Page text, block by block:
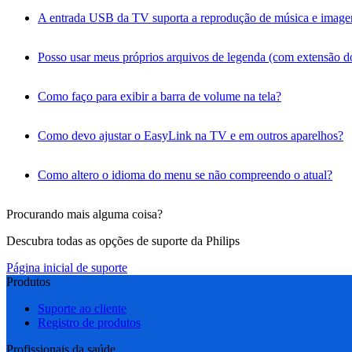
A entrada USB da TV suporta a reprodução de música e
Posso usar meus próprios arquivos de legenda (com extensão
Como faço para exibir a barra de volume na tela?
Como devo ajustar o EasyLink na TV e em outros aparelhos?
Como altero o idioma do menu se não compreendo o atual?
Procurando mais alguma coisa?
Descubra todas as opções de suporte da Philips
Página inicial de suporte
Produtos
Suporte ao cliente
Registro de produtos
Profissionais da saúde